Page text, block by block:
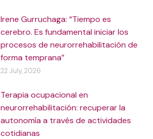
Irene Gurruchaga: “Tiempo es
cerebro. Es fundamental iniciar los
procesos de neurorrehabilitación de
forma temprana”
22 July, 2026
Terapia ocupacional en
neurorrehabilitación: recuperar la
autonomía a través de actividades
cotidianas